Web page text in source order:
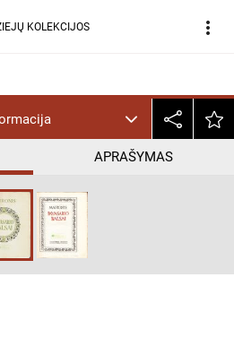
KOLEKCIJOS more_vert
APRAŠYMAS